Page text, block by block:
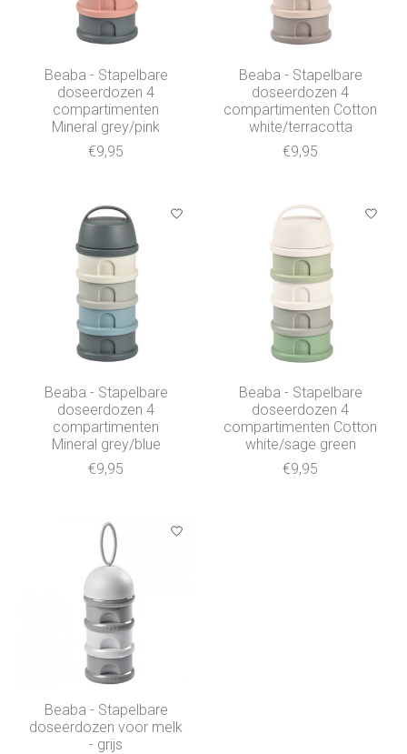
Beaba - Stapelbare
doseerdozen 4
compartimenten
Mineral grey/pink
€9,95
Beaba - Stapelbare
doseerdozen 4
compartimenten Cotton
white/terracotta
€9,95
Beaba - Stapelbare
doseerdozen 4
compartimenten
Mineral grey/blue
€9,95
Beaba - Stapelbare
doseerdozen 4
compartimenten Cotton
white/sage green
€9,95
Beaba - Stapelbare
doseerdozen voor melk
- grijs